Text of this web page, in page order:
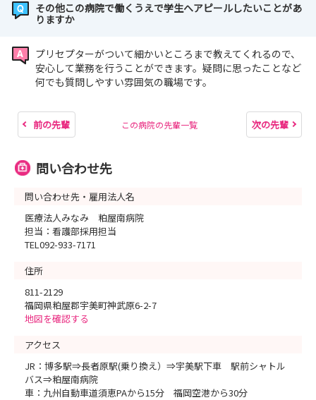
その他この病院で働くうえで学生へアピールしたいことがあ
りますか
プリセプターがついて細かいところまで教えてくれるので、
安心して業務を行うことができます。疑問に思ったことなど
何でも質問しやすい雰囲気の職場です。
前の先輩 この病院の先輩一覧 次の先輩
問い合わせ先
問い合わせ先・雇用法人名
医療法人みなみ 粕屋南病院
担当：看護部採用担当
TEL092-933-7171
住所
811-2129
福岡県粕屋郡宇美町神武原6-2-7
地図を確認する
アクセス
JR：博多駅⇒長者原駅(乗り換え）⇒宇美駅下車 駅前シャトル
バス⇒粕屋南病院
車：九州自動車道須恵PAから15分 福岡空港から30分